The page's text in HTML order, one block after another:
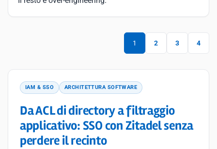
1 2 3 4
IAM & SSO ARCHITETTURA SOFTWARE
Da ACL di directory a filtraggio
applicativo: SSO con Zitadel senza
perdere il recinto